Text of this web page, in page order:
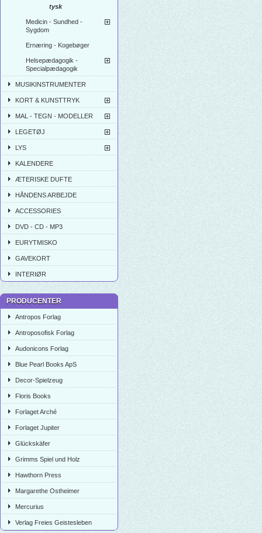
tysk
Medicin - Sundhed -
Sygdom
Ernæring - Kogebøger
Helsepædagogik -
Specialpædagogik
MUSIKINSTRUMENTER
KORT & KUNSTTRYK
MAL - TEGN - MODELLER
LEGETØJ
LYS
KALENDERE
ÆTERISKE DUFTE
HÅNDENS ARBEJDE
ACCESSORIES
DVD - CD - MP3
EURYTMISKO
GAVEKORT
INTERIØR
PRODUCENTER
Antropos Forlag
Antroposofisk Forlag
Audonicons Forlag
Blue Pearl Books ApS
Decor-Spielzeug
Floris Books
Forlaget Arché
Forlaget Jupiter
Glückskäfer
Grimms Spiel und Holz
Hawthorn Press
Margarethe Ostheimer
Mercurius
Verlag Freies Geistesleben